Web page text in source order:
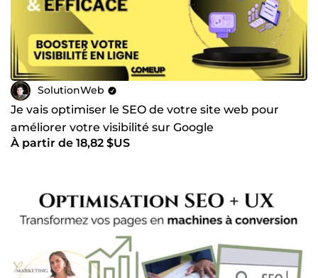
SolutionWeb
Je vais optimiser le SEO de votre site web pour
améliorer votre visibilité sur Google
À partir de 18,82 $US